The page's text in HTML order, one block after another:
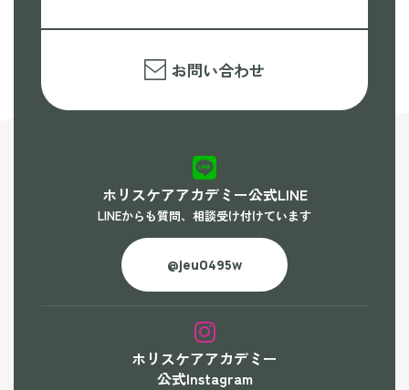
お問い合わせ
ホリスケアアカデミー公式LINE
LINEからも質問、相談受け付けています
@jeu0495w
ホリスケアアカデミー
公式Instagram